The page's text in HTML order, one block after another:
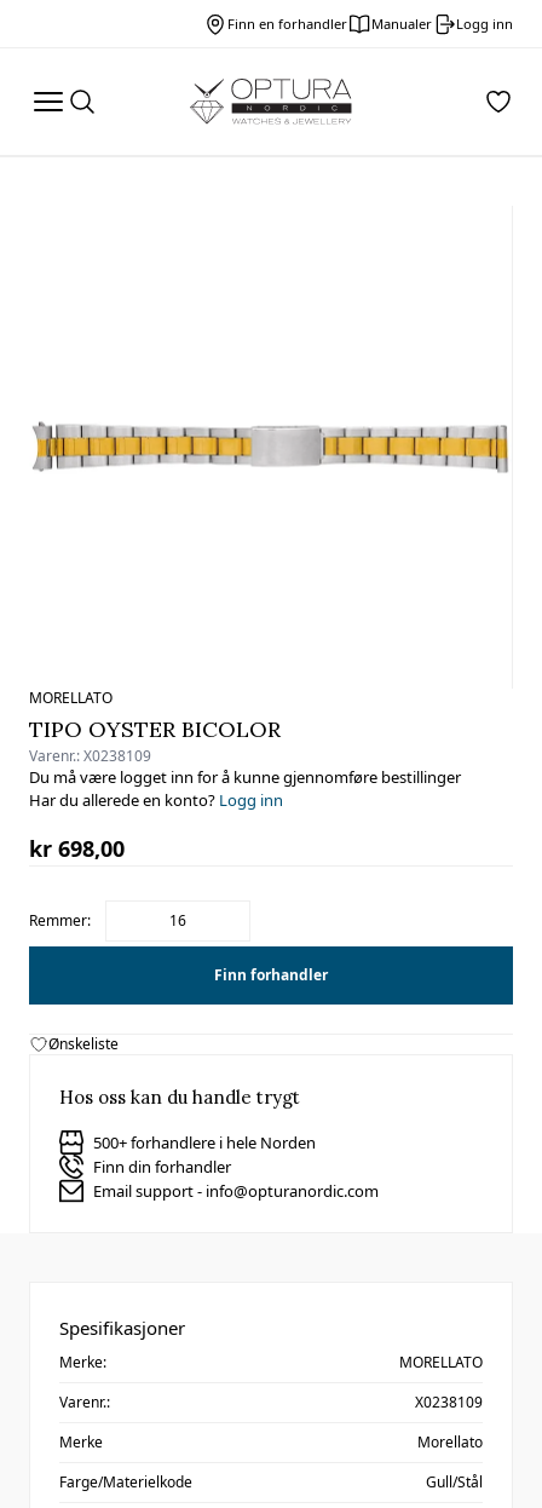
Finn en forhandler Manualer Logg inn
MORELLATO
TIPO OYSTER BICOLOR
Varenr.:X0238109
Du må være logget inn for å kunne gjennomføre bestillinger
Har du allerede en konto? Logg inn
kr 698,00
Remmer: 16
Finn forhandler
Ønskeliste
Hos oss kan du handle trygt
500+ forhandlere i hele Norden
Finn din forhandler
Email support - info@opturanordic.com
Spesifikasjoner
Merke:
MORELLATO
Varenr.:
X0238109
Merke
Morellato
Farge/Materielkode
Gull/Stål